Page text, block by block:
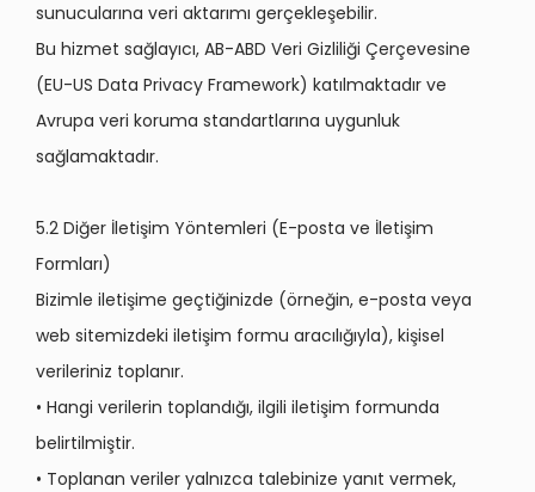
sunucularına veri aktarımı gerçekleşebilir.
Bu hizmet sağlayıcı, AB-ABD Veri Gizliliği Çerçevesine
(EU-US Data Privacy Framework) katılmaktadır ve
Avrupa veri koruma standartlarına uygunluk
sağlamaktadır.
5.2 Diğer İletişim Yöntemleri (E-posta ve İletişim
Formları)
Bizimle iletişime geçtiğinizde (örneğin, e-posta veya
web sitemizdeki iletişim formu aracılığıyla), kişisel
verileriniz toplanır.
• Hangi verilerin toplandığı, ilgili iletişim formunda
belirtilmiştir.
• Toplanan veriler yalnızca talebinize yanıt vermek,